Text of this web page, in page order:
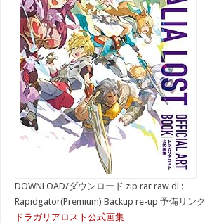
DOWNLOAD/ダウンロード zip rar raw dl :
Rapidgator(Premium) Backup re-up 予備リンク
ドラガリアロスト公式画集